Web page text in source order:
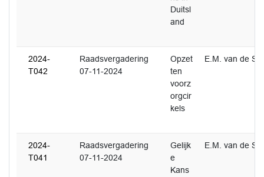
Duitsl
and
2024-
T042
Raadsvergadering
07-11-2024
Opzet
ten
voorz
orgcir
kels
E.M. van de
2024-
T041
Raadsvergadering
07-11-2024
Gelijk
e
Kans
E.M. van de